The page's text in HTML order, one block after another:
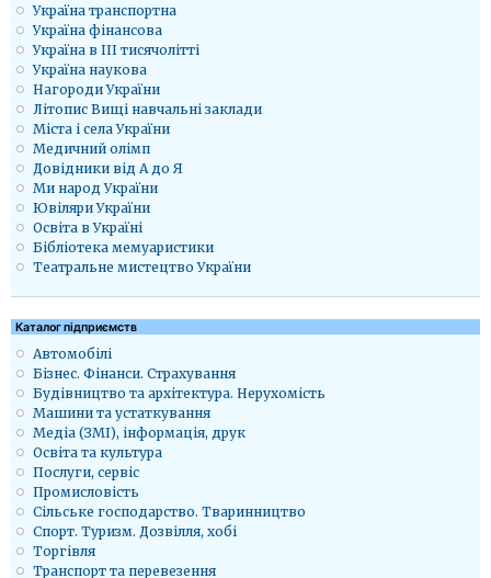
Україна транспортна
Україна фінансова
Україна в ІІІ тисячолітті
Україна наукова
Нагороди України
Літопис Вищі навчальні заклади
Міста і села України
Медичний олімп
Довідники від А до Я
Ми народ України
Ювіляри України
Освіта в Україні
Бібліотека мемуаристики
Театральне мистецтво України
Каталог підприємств
Автомобілі
Бізнес. Фінанси. Страхування
Будівництво та архітектура. Нерухомість
Машини та устаткування
Медіа (ЗМІ), інформація, друк
Освіта та культура
Послуги, сервіс
Промисловість
Сільське господарство. Тваринництво
Спорт. Туризм. Дозвілля, хобі
Торгівля
Транспорт та перевезення